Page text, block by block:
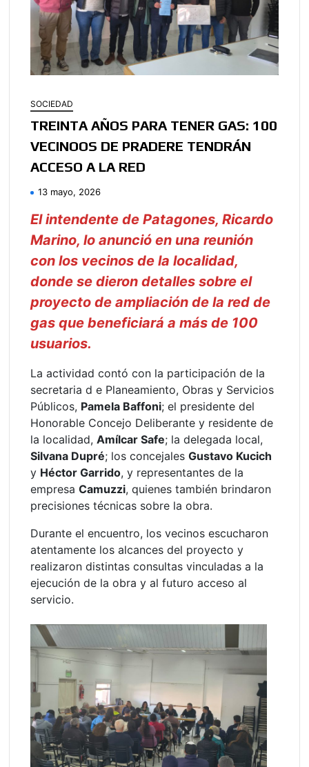
SOCIEDAD
TREINTA AÑOS PARA TENER GAS: 100
VECINOOS DE PRADERE TENDRÁN
ACCESO A LA RED
13 mayo, 2026
El intendente de Patagones, Ricardo
Marino, lo anunció en una reunión
con los vecinos de la localidad,
donde se dieron detalles sobre el
proyecto de ampliación de la red de
gas que beneficiará a más de 100
usuarios.
La actividad contó con la participación de la
secretaria d e Planeamiento, Obras y Servicios
Públicos, Pamela Baffoni; el presidente del
Honorable Concejo Deliberante y residente de
la localidad,Amílcar Safe; la delegada local,
Silvana Dupré; los concejalesGustavo Kucich
y Héctor Garrido, y representantes de la
empresaCamuzzi, quienes también brindaron
precisiones técnicas sobre la obra.
Durante el encuentro, los vecinos escucharon
atentamente los alcances del proyecto y
realizaron distintas consultas vinculadas a la
ejecución de la obra y al futuro acceso al
servicio.